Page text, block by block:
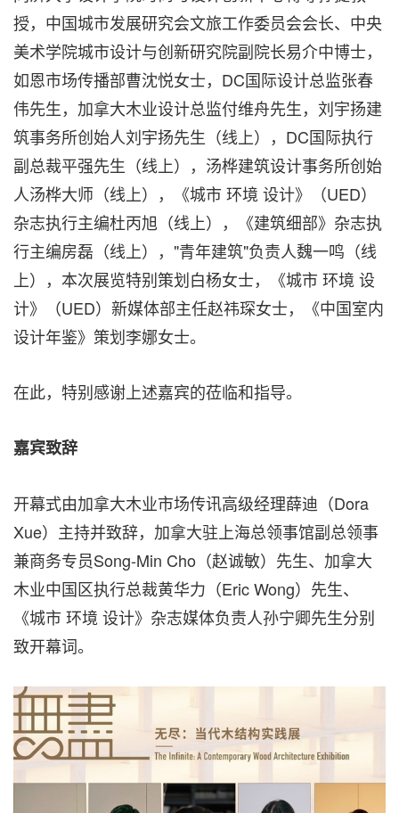
授，中国城市发展研究会文旅工作委员会会长、中央
美术学院城市设计与创新研究院副院长易介中博士，
如恩市场传播部曹沈悦女士，DC国际设计总监张春
伟先生，加拿大木业设计总监付维舟先生，刘宇扬建
筑事务所创始人刘宇扬先生（线上），DC国际执行
副总裁平强先生（线上），汤桦建筑设计事务所创始
人汤桦大师（线上），《城市 环境 设计》（UED）
杂志执行主编杜丙旭（线上），《建筑细部》杂志执
行主编房磊（线上），"青年建筑"负责人魏一鸣（线
上），本次展览特别策划白杨女士，《城市 环境 设
计》（UED）新媒体部主任赵祎琛女士，《中国室内
设计年鉴》策划李娜女士。
在此，特别感谢上述嘉宾的莅临和指导。
嘉宾致辞
开幕式由加拿大木业市场传讯高级经理薛迪（Dora
Xue）主持并致辞，加拿大驻上海总领事馆副总领事
兼商务专员Song-Min Cho（赵诚敏）先生、加拿大
木业中国区执行总裁黄华力（Eric Wong）先生、
《城市 环境 设计》杂志媒体负责人孙宁卿先生分别
致开幕词。